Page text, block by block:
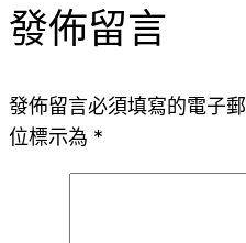
發佈留言
發佈留言必須填寫的電子
位標示為 *